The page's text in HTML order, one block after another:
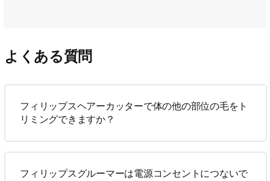
よくある質問
フィリップスヘアーカッターで体の他の部位の毛をト
リミングできますか？
フィリップスグルーマーは電源コンセントにつないで